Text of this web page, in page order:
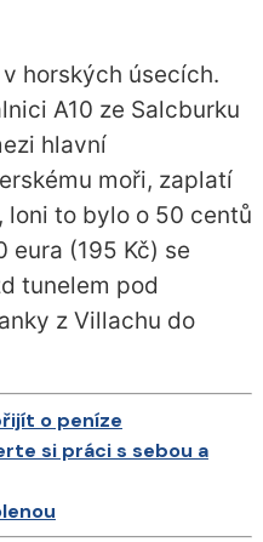
horských úsecích.
A10 ze Salcburku
hlavní
moři, zaplatí
loni to bylo o 50 centů
eura (195 Kč) se
tunelem pod
z Villachu do
o peníze
si práci s sebou a